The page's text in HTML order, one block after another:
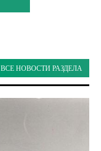
ВСЕ НОВОСТИ РАЗДЕЛА